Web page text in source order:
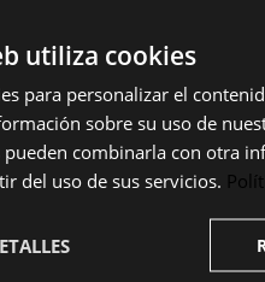
Cómo iluminar el salón
utiliza cookies
para personalizar el
sobre su uso de
pueden combinarla con otra
del uso de sus servicios.